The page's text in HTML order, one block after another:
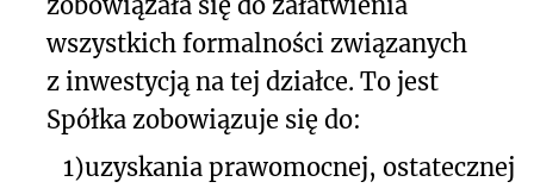
wszystkich formalności związanych
z inwestycją na tej działce. To jest
Spółka zobowiązuje się do:
1)uzyskania prawomocnej, ostatecznej